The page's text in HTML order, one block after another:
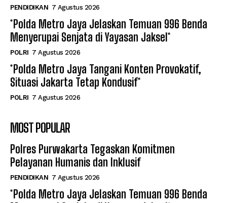
PENDIDIKAN 7 Agustus 2026
*Polda Metro Jaya Jelaskan Temuan 996 Benda
Menyerupai Senjata di Yayasan Jaksel*
POLRI 7 Agustus 2026
*Polda Metro Jaya Tangani Konten Provokatif,
Situasi Jakarta Tetap Kondusif*
POLRI 7 Agustus 2026
MOST POPULAR
Polres Purwakarta Tegaskan Komitmen
Pelayanan Humanis dan Inklusif
PENDIDIKAN 7 Agustus 2026
*Polda Metro Jaya Jelaskan Temuan 996 Benda